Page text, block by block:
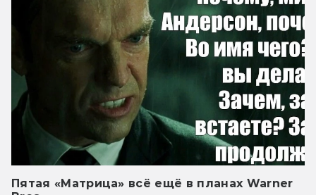
Пятая «Матрица» всё ещё в планах Warner